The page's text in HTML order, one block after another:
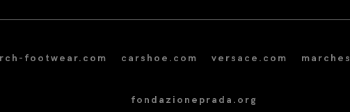
footwear.com carshoe.com versace.com
fondazioneprada.org